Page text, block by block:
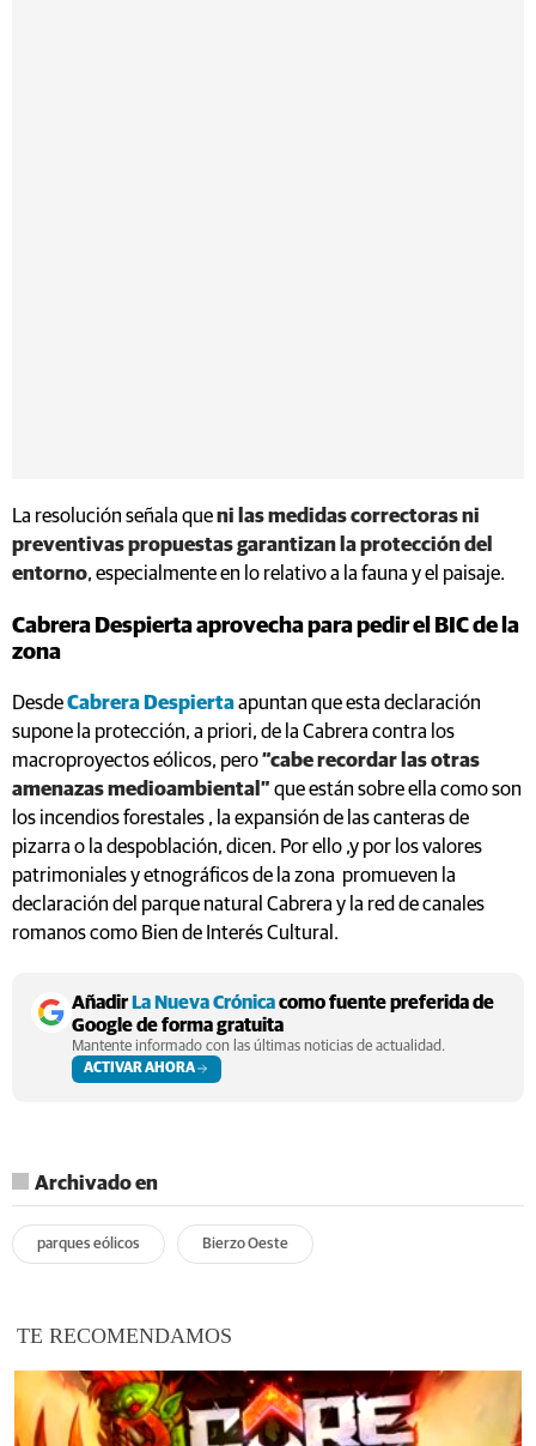
La resolución señala queni las medidas correctoras ni
preventivas propuestas garantizan la protección del
entorno, especialmente en lo relativo a la fauna y el paisaje.
Cabrera Despierta aprovecha para pedir el BIC de la
zona
DesdeCabrera Despiertaapuntan que esta declaración
supone la protección, a priori, de la Cabrera contra los
macroproyectos eólicos, pero“cabe recordar las otras
amenazas medioambiental” que están sobre ella como son
los incendios forestales , la expansión de las canteras de
pizarra o la despoblación, dicen. Por ello ,y por los valores
patrimoniales y etnográficos de la zona promueven la
declaración del parque natural Cabrera y la red de canales
romanos como Bien de Interés Cultural.
AñadirLa Nueva Crónicacomo fuente preferida de
Google de forma gratuita
Mantente informado con las últimas noticias de actualidad.
ACTIVAR AHORA
Archivado en
parques eólicos Bierzo Oeste
TE RECOMENDAMOS